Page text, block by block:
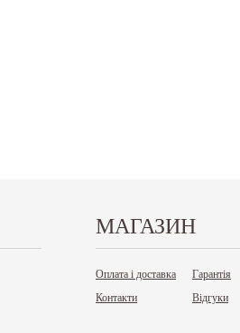
МАГАЗИН
Оплата і доставка
Гарантія
Контакти
Відгуки